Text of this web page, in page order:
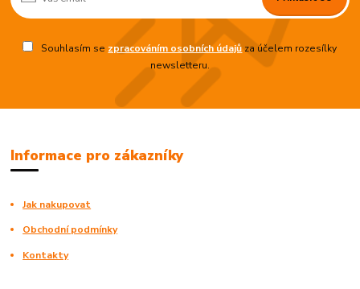
Souhlasím se zpracováním osobních údajůza účelem rozesílky
newsletteru.
Informace pro zákazníky
Jak nakupovat
Obchodní podmínky
Kontakty